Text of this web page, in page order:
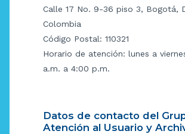
Calle 17 No. 9-36 piso 3, Bogotá,
Colombia
Código Postal: 110321
Horario de atención: lunes a
a.m. a 4:00 p.m.
Datos de contacto del
Atención al Usuario y